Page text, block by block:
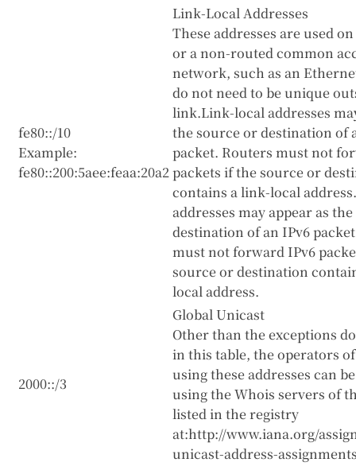
fe80::/10
Example:
fe80::200:5aee:feaa:20a2
Link-Local Addresses
These addresses are used
or a non-routed common
network, such as an
do not need to be unique
link.Link-local addresses
the source or destination of
packet. Routers must not
packets if the source or
contains a link-local
addresses may appear as
destination of an IPv6
must not forward IPv6
source or destination
local address.
2000::/3
Global Unicast
Other than the exceptions
in this table, the operators
using these addresses can
using the Whois servers of
listed in the registry
at:http://www.iana.org/
unicast-address-